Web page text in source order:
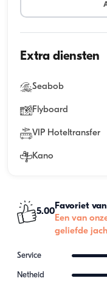
Extra diensten
Seabob
Flyboard
VIP Hoteltransfer
Kano
5.00
Favoriet
Een van
geliefde
Service
Netheid